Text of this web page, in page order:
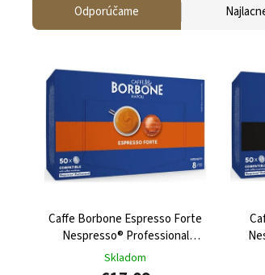
Odporúčame
Caffe Borbone Espresso Forte
Nespresso® Professional
kapsule 50ks
Skladom